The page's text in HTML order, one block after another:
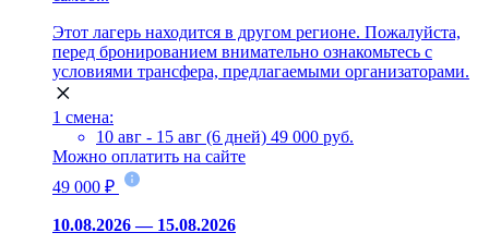
Этот лагерь находится в другом регионе. Пожалуйста,
перед бронированием внимательно ознакомьтесь с
условиями трансфера, предлагаемыми организаторами.
1 смена:
10 авг - 15 авг (6 дней) 49 000 руб.
Можно оплатить на сайте
49 000 ₽
10.08.2026 — 15.08.2026